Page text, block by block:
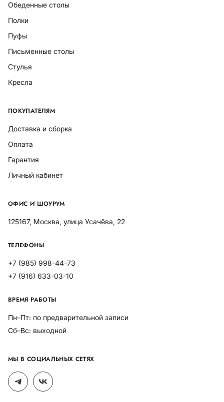
Обеденные столы
Полки
Пуфы
Письменные столы
Стулья
Кресла
ПОКУПАТЕЛЯМ
Доставка и сборка
Оплата
Гарантия
Личный кабинет
ОФИС И ШОУРУМ
125167, Москва, улица Усачёва, 22
ТЕЛЕФОНЫ
+7 (985) 998-44-73
+7 (916) 633-03-10
ВРЕМЯ РАБОТЫ
Пн–Пт: по предварительной записи
Сб–Вс: выходной
МЫ В СОЦИАЛЬНЫХ СЕТЯХ